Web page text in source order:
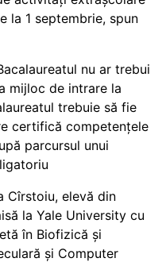
la 1 septembrie, spun
nu ar trebui
mijloc de intrare la
trebuie să fie
certifică competențele
parcursul unui
Cîrstoiu, elevă din
la Yale University cu
în Biofizică și
și Computer